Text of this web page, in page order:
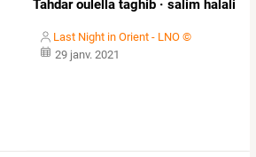
Tahdar oulella taghib · salim halali
Last Night in Orient - LNO ©
29 janv. 2021